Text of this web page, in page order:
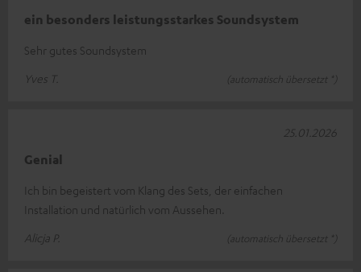
ein besonders leistungsstarkes Soundsystem
Sehr gutes Soundsystem
Yves T.
(automatisch übersetzt *)
Genial
Ich bin begeistert vom Klang des Sets, der einfachen
Installation und natürlich vom Aussehen.
Alicja P.
(automatisch übersetzt *)
25.01.2026